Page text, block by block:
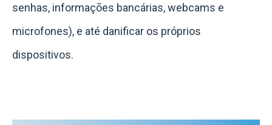
senhas, informações bancárias, webcams e
microfones), e até danificar os próprios
dispositivos.